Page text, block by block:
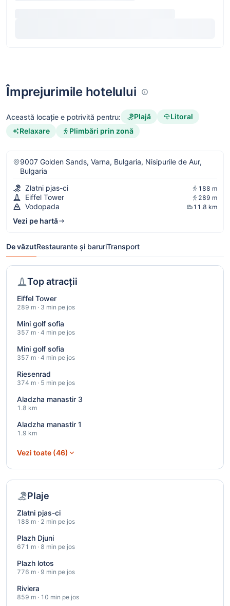
Împrejurimile hotelului
Această locație e potrivită pentru: Plajă
Litoral
Relaxare
Plimbări prin zonă
9007 Golden Sands, Varna, Bulgaria, Nisipurile de Aur,
Bulgaria
Zlatni pjas-ci
188 m
Eiffel Tower 289 m
Vodopada 11.8 km
Vezi pe hartă
De văzutRestaurante și baruriTransport
Top atracții
Eiffel Tower
289 m · 3 min pe jos
Mini golf sofia
357 m · 4 min pe jos
Mini golf sofia
357 m · 4 min pe jos
Riesenrad
374 m · 5 min pe jos
Aladzha manastir 3
1.8 km
Aladzha manastir 1
1.9 km
Vezi toate (46)
Plaje
Zlatni pjas-ci
188 m · 2 min pe jos
Plazh Djuni
671 m · 8 min pe jos
Plazh lotos
776 m · 9 min pe jos
Riviera
859 m · 10 min pe jos